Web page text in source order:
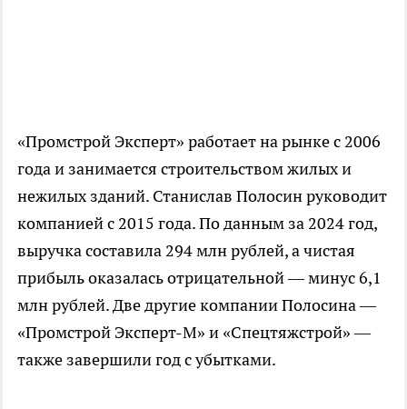
«Промстрой Эксперт» работает на рынке с 2006
года и занимается строительством жилых и
нежилых зданий. Станислав Полосин руководит
компанией с 2015 года. По данным за 2024 год,
выручка составила 294 млн рублей, а чистая
прибыль оказалась отрицательной — минус 6,1
млн рублей. Две другие компании Полосина —
«Промстрой Эксперт-М» и «Спецтяжстрой» —
также завершили год с убытками.